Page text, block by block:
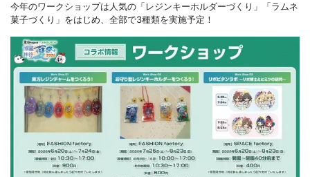
今年のワークショップは人気の「レジンキーホルダーづくり」「ラムネ
菓子づくり」をはじめ、全部で3種類を実施予定！